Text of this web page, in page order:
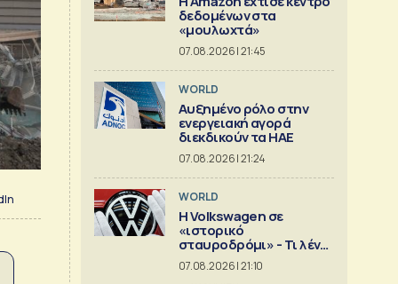
δεδομένων στα
«μουλωχτά»
07.08.2026 | 21:45
WORLD
Αυξημένο ρόλο στην
ενεργειακή αγορά
διεκδικούν τα ΗΑΕ
07.08.2026 | 21:24
WORLD
Η Volkswagen σε
«ιστορικό
σταυροδρόμι» - Τι λένε
οι οικογένειες που την
ελέγχουν
07.08.2026 | 21:10